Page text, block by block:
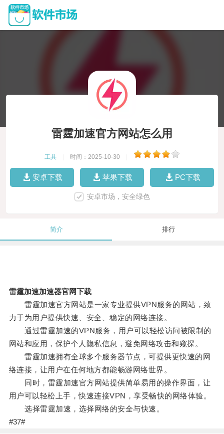
雷霆加速官方网站怎么用
工具 时间：2025-10-30
安卓下载 苹果下载 PC下载
安卓市场，安全绿色
简介 排行
雷霆加速加速器官网下载
雷霆加速官方网站是一家专业提供VPN服务的网站，致
力于为用户提供快速、安全、稳定的网络连接。
通过雷霆加速的VPN服务，用户可以轻松访问被限制的
网站和应用，保护个人隐私信息，避免网络攻击和窥探。
雷霆加速拥有全球多个服务器节点，可提供更快速的网
络连接，让用户在任何地方都能畅游网络世界。
同时，雷霆加速官方网站提供简单易用的操作界面，让
用户可以轻松上手，快速连接VPN，享受畅快的网络体验。
选择雷霆加速，选择网络的安全与快速。
#37#